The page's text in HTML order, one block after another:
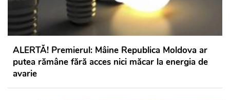
ALERTĂ! Premierul: Mâine Republica Moldova ar
putea rămâne fără acces nici măcar la energia de
avarie